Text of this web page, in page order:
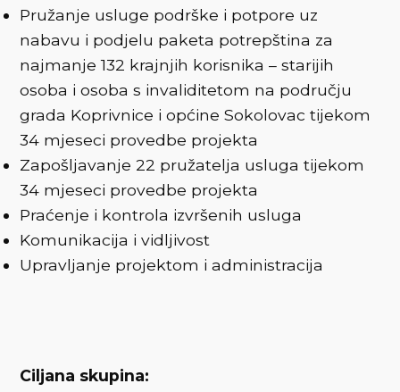
Pružanje usluge podrške i potpore uz
nabavu i podjelu paketa potrepština za
najmanje 132 krajnjih korisnika – starijih
osoba i osoba s invaliditetom na području
grada Koprivnice i općine Sokolovac tijekom
34 mjeseci provedbe projekta
Zapošljavanje 22 pružatelja usluga tijekom
34 mjeseci provedbe projekta
Praćenje i kontrola izvršenih usluga
Komunikacija i vidljivost
Upravljanje projektom i administracija
Ciljana skupina: